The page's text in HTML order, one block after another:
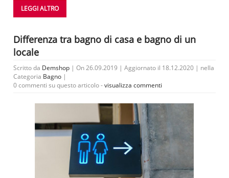
LEGGI ALTRO
Differenza tra bagno di casa e bagno di un
locale
Scritto da Demshop | On 26.09.2019 | Aggiornato il 18.12.2020 | nella
Categoria Bagno |
0 commenti su questo articolo -visualizza commenti